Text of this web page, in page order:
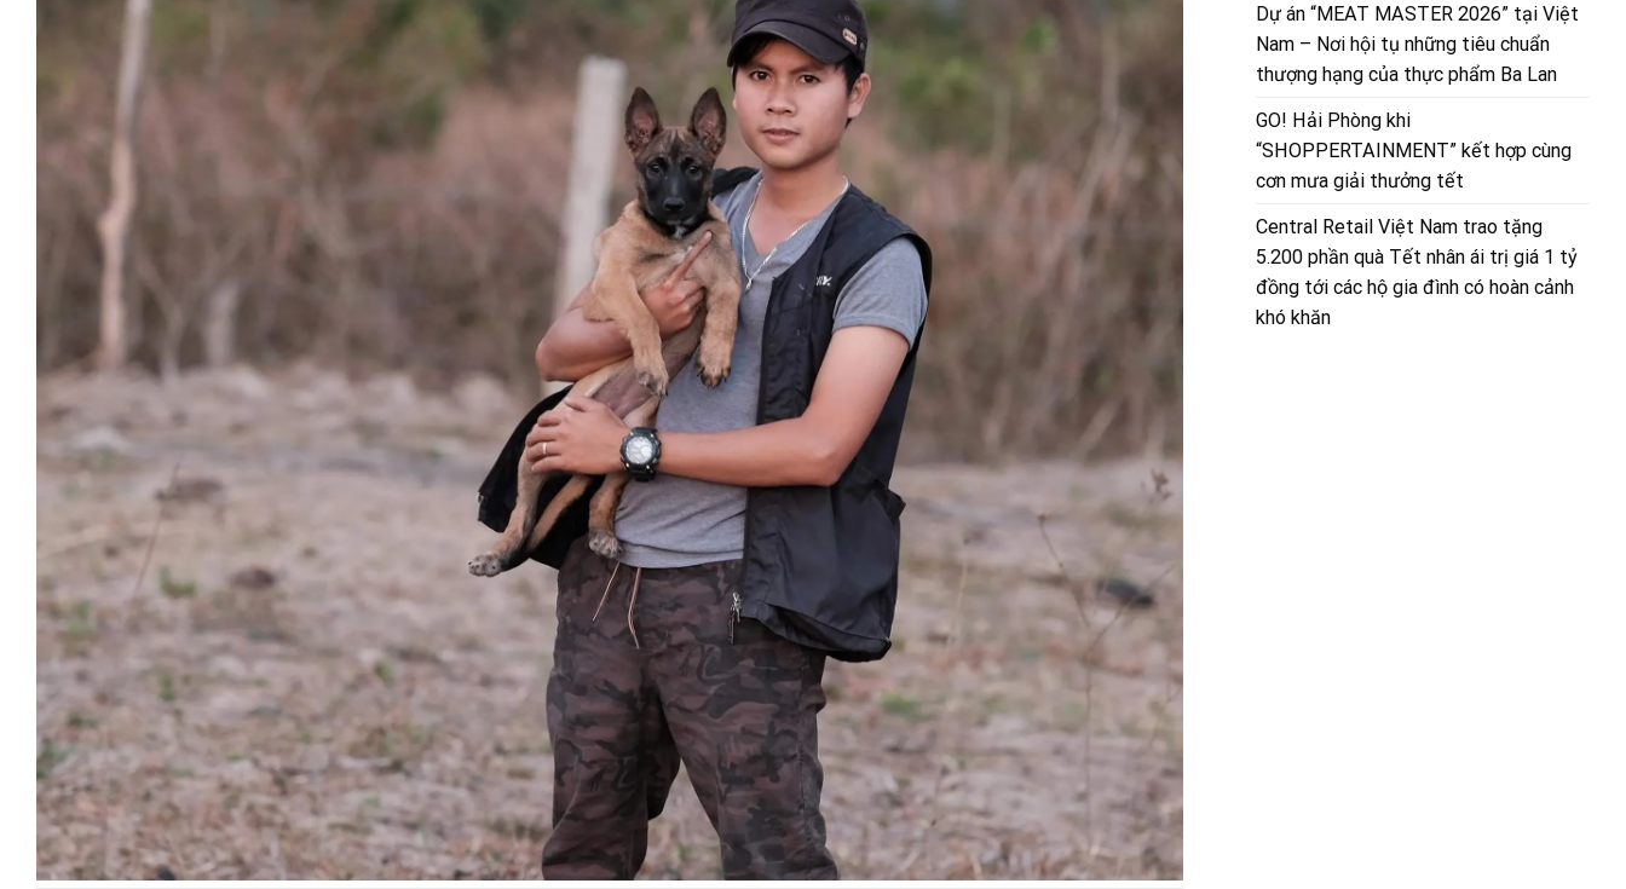
Dự án “MEAT MASTER 2026” tại Việt
Nam – Nơi hội tụ những tiêu chuẩn
thượng hạng của thực phẩm Ba Lan
GO! Hải Phòng khi
“SHOPPERTAINMENT” kết hợp cùng
cơn mưa giải thưởng tết
Central Retail Việt Nam trao tặng
5.200 phần quà Tết nhân ái trị giá 1 tỷ
đồng tới các hộ gia đình có hoàn cảnh
khó khăn